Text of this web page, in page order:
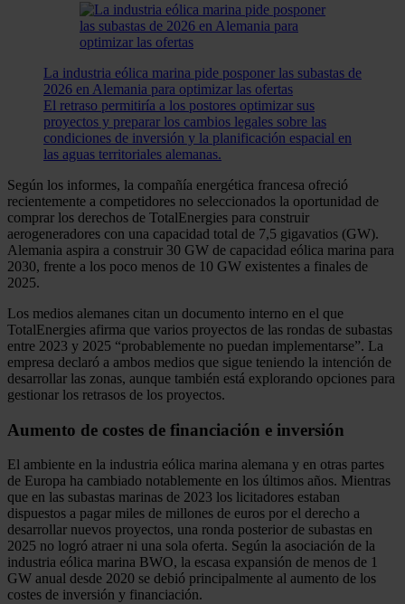
La industria eólica marina pide posponer las subastas de
2026 en Alemania para optimizar las ofertas
El retraso permitiría a los postores optimizar sus
proyectos y preparar los cambios legales sobre las
condiciones de inversión y la planificación espacial en
las aguas territoriales alemanas.
Según los informes, la compañía energética francesa ofreció
recientemente a competidores no seleccionados la oportunidad de
comprar los derechos de TotalEnergies para construir
aerogeneradores con una capacidad total de 7,5 gigavatios (GW).
Alemania aspira a construir 30 GW de capacidad eólica marina para
2030, frente a los poco menos de 10 GW existentes a finales de
2025.
Los medios alemanes citan un documento interno en el que
TotalEnergies afirma que varios proyectos de las rondas de subastas
entre 2023 y 2025 “probablemente no puedan implementarse”. La
empresa declaró a ambos medios que sigue teniendo la intención de
desarrollar las zonas, aunque también está explorando opciones para
gestionar los retrasos de los proyectos.
Aumento de costes de financiación e inversión
El ambiente en la industria eólica marina alemana y en otras partes
de Europa ha cambiado notablemente en los últimos años. Mientras
que en las subastas marinas de 2023 los licitadores estaban
dispuestos a pagar miles de millones de euros por el derecho a
desarrollar nuevos proyectos, una ronda posterior de subastas en
2025 no logró atraer ni una sola oferta. Según la asociación de la
industria eólica marina BWO, la escasa expansión de menos de 1
GW anual desde 2020 se debió principalmente al aumento de los
costes de inversión y financiación.